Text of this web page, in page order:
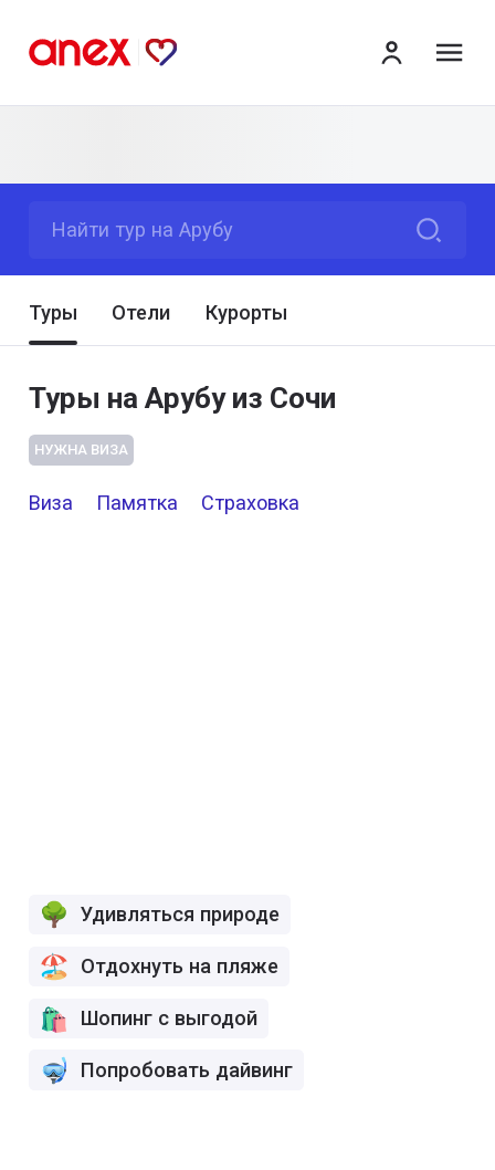
Найти тур на Арубу
Туры Отели Курорты
Туры на Арубу из Сочи
НУЖНА ВИЗА
Виза Памятка Страховка
Удивляться природе
Отдохнуть на пляже
Шопинг с выгодой
Попробовать дайвинг